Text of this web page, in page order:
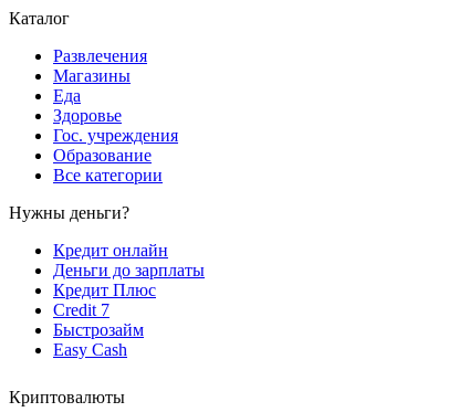
Каталог
Развлечения
Магазины
Еда
Здоровье
Гос. учреждения
Образование
Все категории
Нужны деньги?
Кредит онлайн
Деньги до зарплаты
Кредит Плюс
Credit 7
Быстрозайм
Easy Cash
Криптовалюты